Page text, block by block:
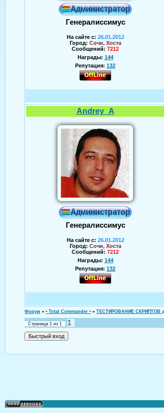
Генералиссимус
На сайте с: 26.01.2012
Город: Сочи, Хоста
Сообщений: 7212
Награды: 144
Репутация: 132
Andrey_A
Генералиссимус
На сайте с: 26.01.2012
Город: Сочи, Хоста
Сообщений: 7212
Награды: 144
Репутация: 132
Форум » • Total Commander • » ТЕСТИРОВАНИЕ СКРИПТОВ
Страница 1 из 1
1